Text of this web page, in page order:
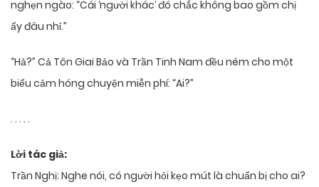
nghẹn ngào: “Cái ‘người khác’ đó chắc không bao gồm chị
ấy đâu nhỉ.”
“Hả?” Cả Tôn Giai Bảo và Trần Tinh Nam đều ném cho một
biểu cảm hóng chuyện miễn phí: “Ai?”
. . . . .
Lời tác giả:
Trần Nghị: Nghe nói, có người hỏi kẹo mút là chuẩn bị cho ai?